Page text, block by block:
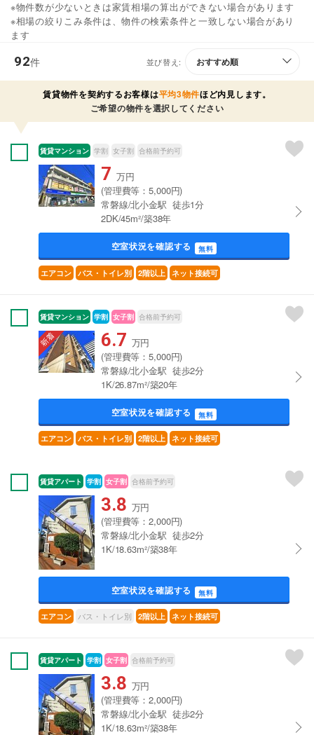
※物件数が少ないときは家賃相場の算出ができない場合があります
※相場の絞りこみ条件は、物件の検索条件と一致しない場合があり
ます
92件 並び替え:
賃貸物件を契約するお客様は平均3物件ほど内見します。
ご希望の物件を選択してください
賃貸マンション 学割 女子割 合格前予約可
7 万円
(管理費等：5,000円)
常磐線/北小金駅 徒歩1分
2DK/45m²/築38年
空室状況を確認する 無料
エアコン バス・トイレ別 2階以上 ネット接続可
賃貸マンション 学割 女子割 合格前予約可
6.7 万円
(管理費等：5,000円)
常磐線/北小金駅 徒歩2分
1K/26.87m²/築20年
空室状況を確認する 無料
エアコン バス・トイレ別 2階以上 ネット接続可
賃貸アパート 学割 女子割 合格前予約可
3.8 万円
(管理費等：2,000円)
常磐線/北小金駅 徒歩2分
1K/18.63m²/築38年
空室状況を確認する 無料
エアコン バス・トイレ別 2階以上 ネット接続可
賃貸アパート 学割 女子割 合格前予約可
3.8 万円
(管理費等：2,000円)
常磐線/北小金駅 徒歩2分
1K/18.63m²/築38年